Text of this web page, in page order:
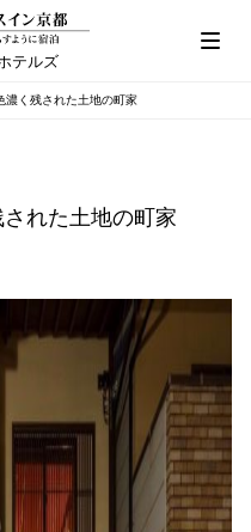
テルズ
濃く残された土地の町家
れた土地の町家
予約についてご